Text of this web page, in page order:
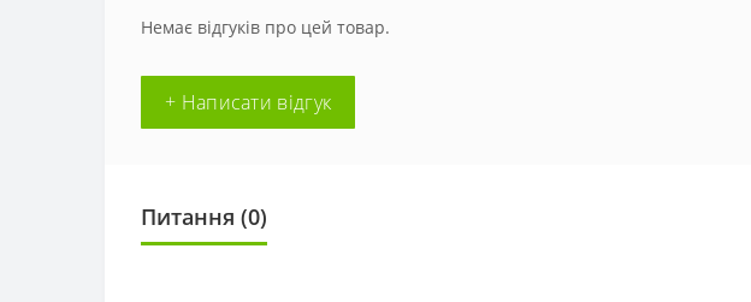
Немає відгуків про цей товар.
+ Написати відгук
Питання (0)